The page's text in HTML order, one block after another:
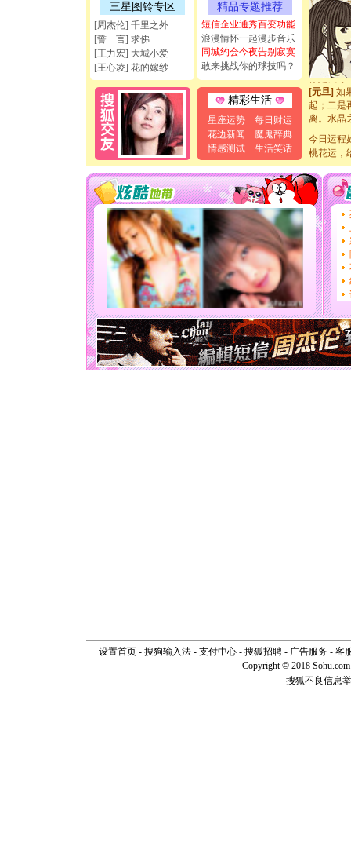
三星图铃专区
[周杰伦] 千里之外
[誓 言] 求佛
[王力宏] 大城小爱
[王心凌] 花的嫁纱
精品专题推荐
短信企业通秀百变功能
浪漫情怀一起漫步音乐
同城约会今夜告别寂寞
敢来挑战你的球技吗？
精彩生活
星座运势
每日财运
花边新闻
魔鬼辞典
情感测试
生活笑话
天都要快
[圣诞节]
如意,快
[元旦]看
断电。爱
你是我专
[元旦] 如
起；二是
离。水晶
泣，这痛
卖了。水
[春节]风
颜！冬去
道一声
[春节]传
片叶子
送你一
[圣诞节]
你太多
要平安
[圣诞节]
能正大
天都要快
[圣诞节]
如意,快
[元旦]看
断电。爱
今日运程
桃花运，
设置首页- 搜狗输入法- 支付中心- 搜狐招聘- 广告服务- 客
Copyright © 2018
搜狐不良信息